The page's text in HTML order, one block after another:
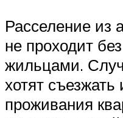
Расселение из
не проходит
жильцами.
хотят съезжать
проживания